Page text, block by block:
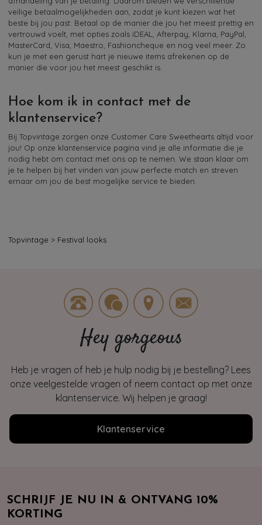
veilige betaalmogelijkheden aan, zodat je kunt kiezen wat het
beste bij jou past. Betaal op de manier die jou het meest prettig en
vertrouwd voelt, met opties zoals iDEAL, Afterpay, Klarna, PayPal,
MasterCard, Visa, Maestro, Fashioncheque en nog veel meer. Zo
kun je met een gerust hart je nieuwe items afrekenen op de
manier die voor jou het meest geschikt is.
Hoe kom ik in contact met de
klantenservice?
Bij Topvintage zorgen onze Customer Care Sweethearts altijd voor
jou! Op onze klantenservice pagina vind je alle informatie die je
nodig hebt om contact met ons op te nemen. We staan klaar om
je te helpen bij het vinden van jouw perfecte match en streven
ernaar om jou de best mogelijke service te bieden.
Topvintage > Festival looks
Hey gorgeous
Heb je vragen of heb je hulp nodig bij je bestelling? Lees
onze veelgestelde vragen of neem contact op met onze
klantenservice. Wij helpen je graag!
Klantenservice
SCHRIJF JE NU IN & ONTVANG 10%
KORTING